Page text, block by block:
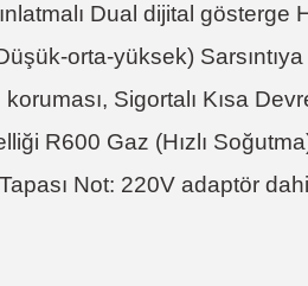
Dual dijital
orta-yüksek) Sarsıntıya
Sigortalı Kısa
R600 Gaz (Hızlı
Not: 220V adaptör